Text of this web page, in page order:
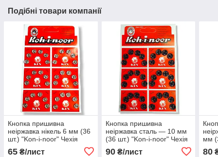
Подібні товари компанії
Кнопка пришивна
неіржавка нікель 6 мм (36
шт.) "Kon-i-noor" Чехія
65 ₴/лист
Кнопка пришивна
неіржавка сталь — 10 мм
(36 шт.) "Kon-i-noor" Чехія
90₴/лист
мм
80